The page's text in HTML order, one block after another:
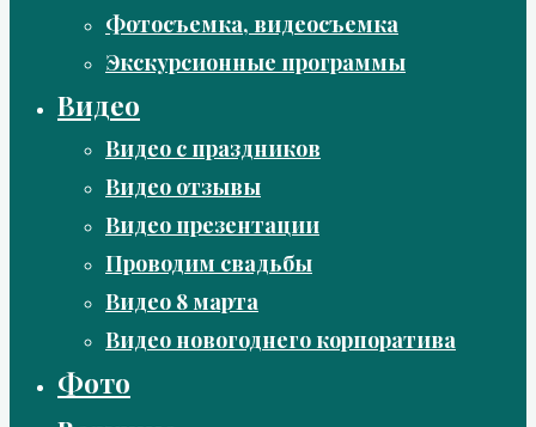
Фотосъемка, видеосъемка
Экскурсионные программы
Видео
Видео с праздников
Видео отзывы
Видео презентации
Проводим свадьбы
Видео 8 марта
Видео новогоднего корпоратива
Фото